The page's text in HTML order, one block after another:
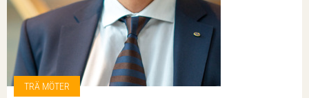
TRÄ MÖTER